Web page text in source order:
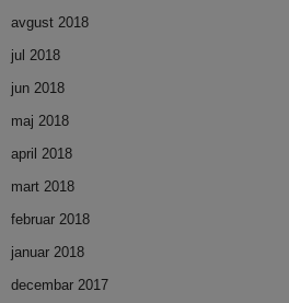
avgust 2018
jul 2018
jun 2018
maj 2018
april 2018
mart 2018
februar 2018
januar 2018
decembar 2017